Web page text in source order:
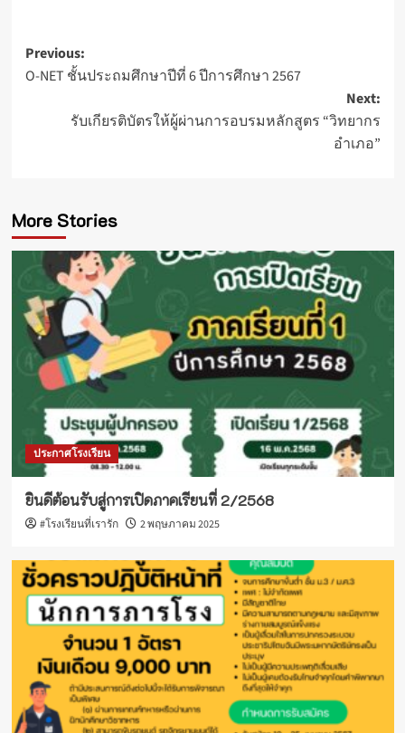
Post
navigation
Previous:
O-NET ชั้นประถมศึกษาปีที่ 6 ปีการศึกษา 2567
Next:
รับเกียรติบัตรให้ผู้ผ่านการอบรมหลักสูตร “วิทยากร
อำเภอ”
More Stories
ประกาศโรงเรียน
ยินดีต้อนรับสู่การเปิดภาคเรียนที่ 2/2568
#โรงเรียนที่เรารัก 2 พฤษภาคม 2025